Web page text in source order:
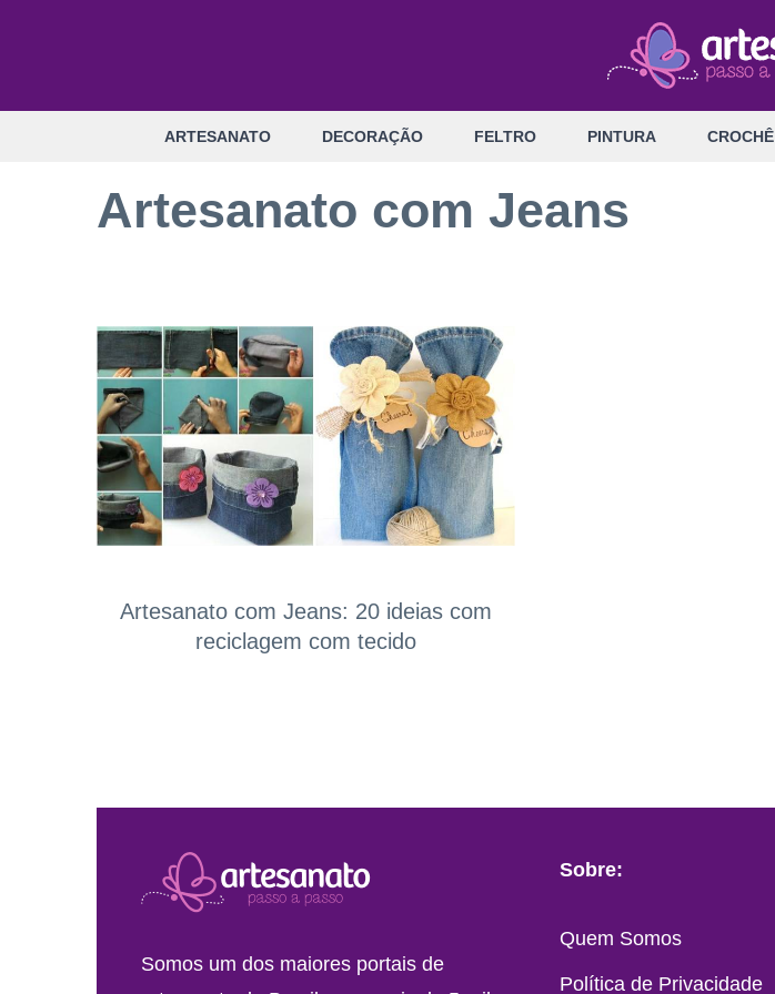
ARTESANATO DECORAÇÃO FELTRO PINTURA CROCHÊ
Artesanato com Jeans
Artesanato com Jeans: 20 ideias com
reciclagem com tecido
Somos um dos maiores portais de
Sobre:
Quem Somos
Política de Privacidade